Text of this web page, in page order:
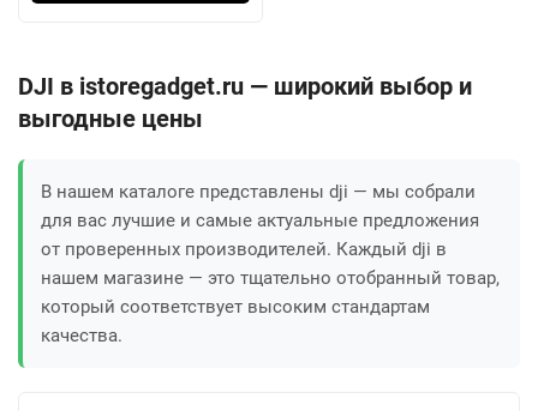
DJI в istoregadget.ru — широкий выбор и
выгодные цены
В нашем каталоге представлены dji — мы собрали
для вас лучшие и самые актуальные предложения
от проверенных производителей. Каждый dji в
нашем магазине — это тщательно отобранный товар,
который соответствует высоким стандартам
качества.